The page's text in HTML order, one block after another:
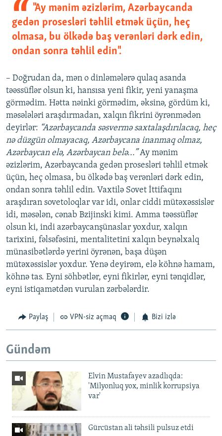
"Ay mənim əzizlərim, Azərbaycanda
gedən prosesləri təhlil etmək üçün, heç
olmasa, bu ölkədə baş verənləri dərk edin,
ondan sonra təhlil edin".
– Doğrudan da, mən o dinləmələrə qulaq asanda
təəssüflər olsun ki, hansısa yeni fikir, yeni yanaşma
görmədim. Hətta nəinki görmədim, əksinə, gördüm ki,
məsələləri araşdırmadan, xalqın fikrini öyrənmədən
deyirlər: “Azərbaycanda səsvermə saxtalaşdırılacaq, heç
nə düzgün olmayacaq, Azərbaycana inanmaq olmaz,
Azərbaycan elə, Azərbaycan belə...”Ay mənim
əzizlərim, Azərbaycanda gedən prosesləri təhlil etmək
üçün, heç olmasa, bu ölkədə baş verənləri dərk edin,
ondan sonra təhlil edin. Vaxtilə Sovet İttifaqını
araşdıran sovetoloqlar var idi, onlar ciddi mütəxəssislər
idi, məsələn, cənab Bzijinski kimi. Amma təəssüflər
olsun ki, indi azərbaycanşünaslar yoxdur, xalqın
tarixini, fəlsəfəsini, mentalitetini xalqın beynəlxalq
münasibətlərdə yerini öyrənən, başa düşən
mütəxəssislər yoxdur. Yenə deyirəm, elə köhnə hamam,
köhnə tas. Eyni söhbətlər, eyni fikirlər, eyni tənqidlər,
eyni istiqamətdən vurulan zərbələrdir.
Paylaş VPN-siz açmaq Bizi izlə
Gündəm
Elvin Mustafayev azadlıqda:
'Milyonluq yox, minlik korrupsiya
var'
Gürcüstan ali təhsili pulsuz etdi